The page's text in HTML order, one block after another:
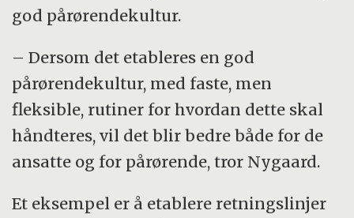
god pårørendekultur.
– Dersom det etableres en god
pårørendekultur, med faste, men
fleksible, rutiner for hvordan dette skal
håndteres, vil det blir bedre både for de
ansatte og for pårørende, tror Nygaard.
Et eksempel er å etablere retningslinjer